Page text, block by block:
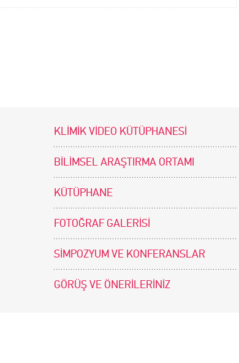
KLİMİK VİDEO KÜTÜPHANESİ
BİLİMSEL ARAŞTIRMA ORTAMI
KÜTÜPHANE
FOTOĞRAF GALERİSİ
SİMPOZYUM VE KONFERANSLAR
GÖRÜŞ VE ÖNERİLERİNİZ